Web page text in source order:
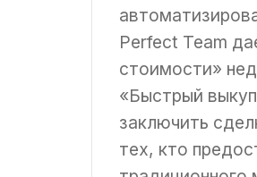
Perfect Team
стоимости»
«Быстрый
заключить
тех, кто